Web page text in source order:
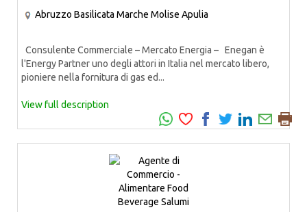
Abruzzo Basilicata Marche Molise Apulia
Consulente Commerciale – Mercato Energia – Enegan è
l'Energy Partner uno degli attori in Italia nel mercato libero,
pioniere nella fornitura di gas ed...
View full description